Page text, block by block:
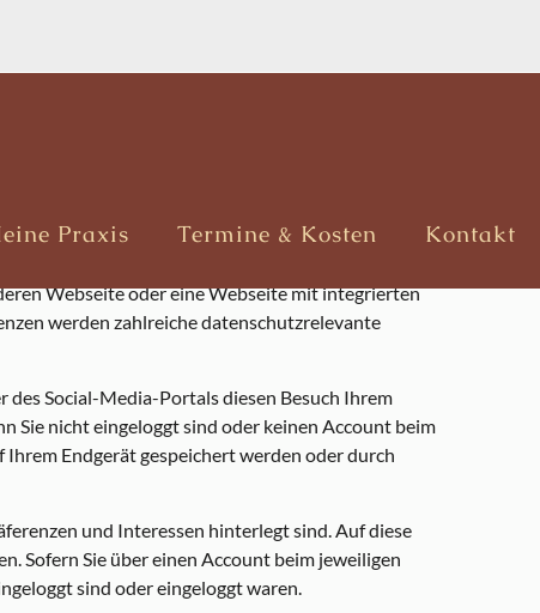
Praxis Termine & Kosten Kontakt
finden Sie weiter unten.
Webseite oder eine Webseite mit integrierten
werden zahlreiche datenschutzrelevante
Social-Media-Portals diesen Besuch Ihrem
Sie nicht eingeloggt sind oder keinen Account beim
Endgerät gespeichert werden oder durch
und Interessen hinterlegt sind. Auf diese
Sofern Sie über einen Account beim jeweiligen
sind oder eingeloggt waren.